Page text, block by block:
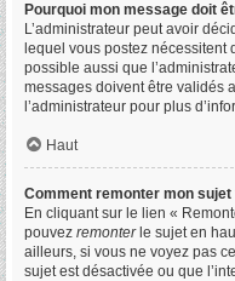
Pourquoi mon message doit
L’administrateur peut avoir
lequel vous postez nécessitent
possible aussi que
messages doivent être validés
l’administrateur pour plus
Haut
Comment remonter mon sujet
En cliquant sur le lien «
pouvez remonterle sujet en
ailleurs, si vous ne voyez pas
sujet est désactivée ou que